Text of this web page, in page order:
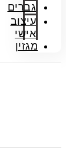
גברים
עיצוב
אישי
מגזין